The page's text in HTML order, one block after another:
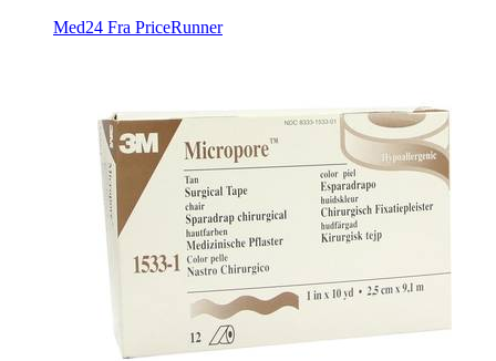
Med24 Fra PriceRunner